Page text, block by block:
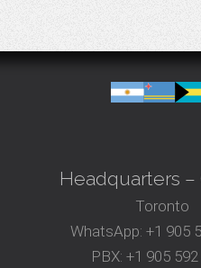
Headquarters –
Toronto
WhatsApp: +1 905
PBX: +1 905